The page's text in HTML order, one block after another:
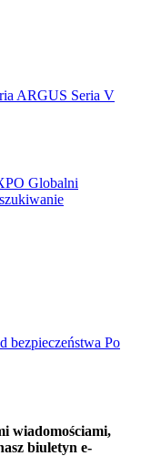
ARGUS Seria V
Globalni
bezpieczeństwa Po
wiadomościami,
biuletyn e-